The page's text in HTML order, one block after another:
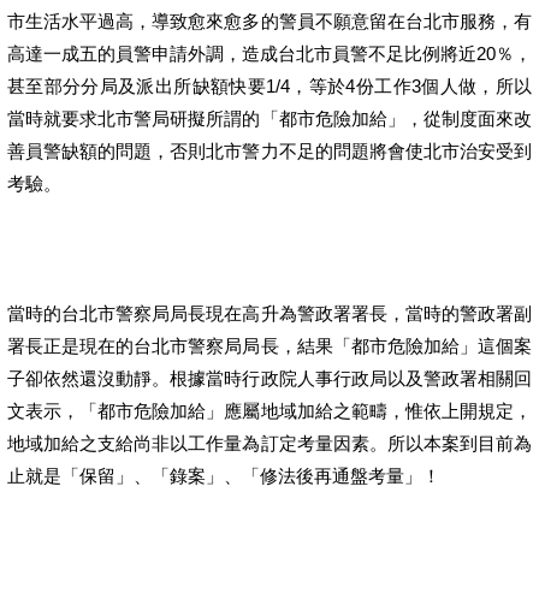
市生活水平過高，導致愈來愈多的警員不願意留在台北市服務，有
高達一成五的員警申請外調，造成台北市員警不足比例將近20％，
甚至部分分局及派出所缺額快要1/4，等於4份工作3個人做，所以
當時就要求北市警局研擬所謂的「都市危險加給」，從制度面來改
善員警缺額的問題，否則北市警力不足的問題將會使北市治安受到
考驗。
當時的台北市警察局局長現在高升為警政署署長，當時的警政署副
署長正是現在的台北市警察局局長，結果「都市危險加給」這個案
子卻依然還沒動靜。根據當時行政院人事行政局以及警政署相關回
文表示，「都市危險加給」應屬地域加給之範疇，惟依上開規定，
地域加給之支給尚非以工作量為訂定考量因素。所以本案到目前為
止就是「保留」、「錄案」、「修法後再通盤考量」！